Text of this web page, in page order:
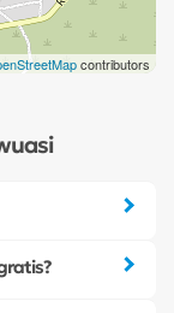
contributors